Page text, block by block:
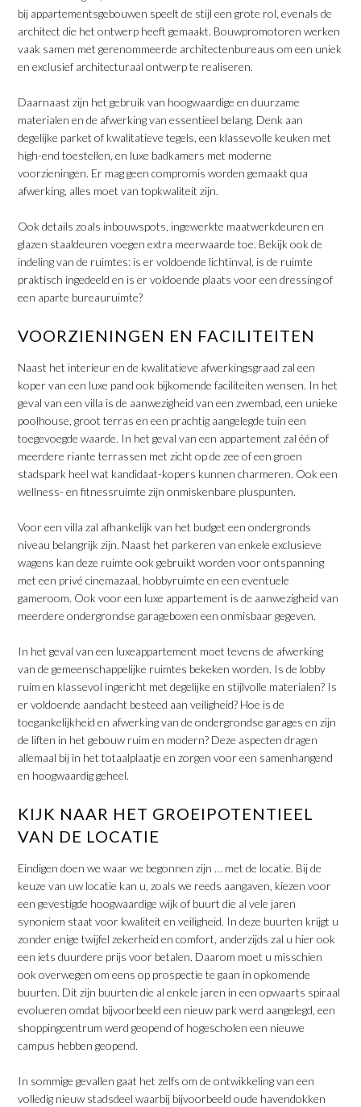
bij appartementsgebouwen speelt de stijl een grote rol, evenals de
architect die het ontwerp heeft gemaakt. Bouwpromotoren werken
vaak samen met gerenommeerde architectenbureaus om een uniek
en exclusief architecturaal ontwerp te realiseren.
​Daarnaast zijn het gebruik van hoogwaardige en duurzame
materialen en de afwerking van essentieel belang. Denk aan
degelijke parket of kwalitatieve tegels, een klassevolle keuken met
high-end toestellen, en luxe badkamers met moderne
voorzieningen. Er mag geen compromis worden gemaakt qua
afwerking, alles moet van topkwaliteit zijn.
​Ook details zoals inbouwspots, ingewerkte maatwerkdeuren en
glazen staaldeuren voegen extra meerwaarde toe. Bekijk ook de
indeling van de ruimtes: is er voldoende lichtinval, is de ruimte
praktisch ingedeeld en is er voldoende plaats voor een dressing of
een aparte bureauruimte?
VOORZIENINGEN EN FACILITEITEN
Naast het interieur en de kwalitatieve afwerkingsgraad zal een
koper van een luxe pand ook bijkomende faciliteiten wensen. In het
geval van een villa is de aanwezigheid van een zwembad, een unieke
poolhouse, groot terras en een prachtig aangelegde tuin een
toegevoegde waarde. In het geval van een appartement zal één of
meerdere riante terrassen met zicht op de zee of een groen
stadspark heel wat kandidaat-kopers kunnen charmeren. Ook een
wellness- en fitnessruimte zijn onmiskenbare pluspunten.
​Voor een villa zal afhankelijk van het budget een ondergronds
niveau belangrijk zijn. Naast het parkeren van enkele exclusieve
wagens kan deze ruimte ook gebruikt worden voor ontspanning
met een privé cinemazaal, hobbyruimte en een eventuele
gameroom. Ook voor een luxe appartement is de aanwezigheid van
meerdere ondergrondse garageboxen een onmisbaar gegeven.
​In het geval van een luxeappartement moet tevens de afwerking
van de gemeenschappelijke ruimtes bekeken worden. Is de lobby
ruim en klassevol ingericht met degelijke en stijlvolle materialen? Is
er voldoende aandacht besteed aan veiligheid? Hoe is de
toegankelijkheid en afwerking van de ondergrondse garages en zijn
de liften in het gebouw ruim en modern? Deze aspecten dragen
allemaal bij in het totaalplaatje en zorgen voor een samenhangend
en hoogwaardig geheel.
KIJK NAAR HET GROEIPOTENTIEEL
VAN DE LOCATIE
Eindigen doen we waar we begonnen zijn … met de locatie. Bij de
keuze van uw locatie kan u, zoals we reeds aangaven, kiezen voor
een gevestigde hoogwaardige wijk of buurt die al vele jaren
synoniem staat voor kwaliteit en veiligheid. In deze buurten krijgt u
zonder enige twijfel zekerheid en comfort, anderzijds zal u hier ook
een iets duurdere prijs voor betalen. Daarom moet u misschien
ook overwegen om eens op prospectie te gaan in opkomende
buurten. Dit zijn buurten die al enkele jaren in een opwaarts spiraal
evolueren omdat bijvoorbeeld een nieuw park werd aangelegd, een
shoppingcentrum werd geopend of hogescholen een nieuwe
campus hebben geopend.
​In sommige gevallen gaat het zelfs om de ontwikkeling van een
volledig nieuw stadsdeel waarbij bijvoorbeeld oude havendokken